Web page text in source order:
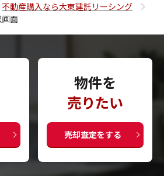
不動産購入なら大東建託リーシング
面
物件を
売りたい
売却査定をする